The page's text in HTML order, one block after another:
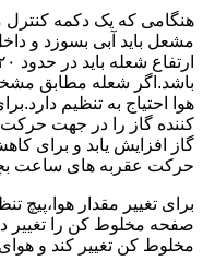
هنگامی که یک دکمه کنترل
مشعل باید آبی بسوزد و
باشد.اگر شعله مطابق
هوا احتیاج به تنظیم
کننده گاز را در جهت
گاز افزایش یابد و برای
حرکت عقربه های ساعت
برای تغییر مقدار هوا،پیچ
صفحه مخلوط کن را تغییر
مخلوط کن تغییر کند و